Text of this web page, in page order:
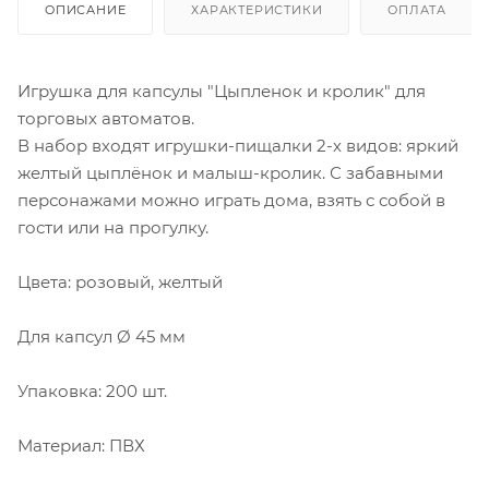
ОПИСАНИЕ ХАРАКТЕРИСТИКИ ОПЛАТА
Игрушка для капсулы "Цыпленок и кролик" для
торговых автоматов.
В набор входят игрушки-пищалки 2-х видов: яркий
желтый цыплёнок и малыш-кролик. С забавными
персонажами можно играть дома, взять с собой в
гости или на прогулку.
Цвета: розовый, желтый
Для капсул Ø 45 мм
Упаковка: 200 шт.
Материал: ПВХ